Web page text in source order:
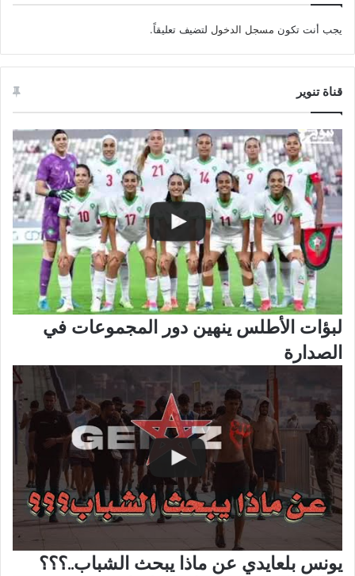
يجب أنت تكون مسجل الدخول لتضيف تعليقاً.
قناة تنوير
لبؤات الأطلس ينهين دور المجموعات في
الصدارة
يونس بلعايدي عن ماذا يبحث الشباب..؟؟؟